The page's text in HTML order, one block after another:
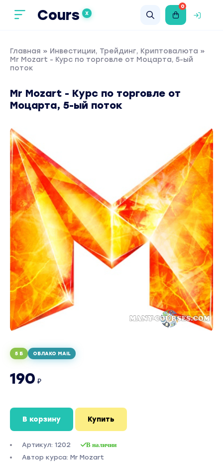
Cours X
0
Главная » Инвестиции, Трейдинг, Криптовалюта »
Mr Mozart - Курс по торговле от Моцарта, 5-ый
поток
Mr Mozart - Курс по торговле от
Моцарта, 5-ый поток
5 Б ОБЛАКО MAIL
190 ₽
В корзину Купить
Артикул: 1202 В наличии
Автор курса: Mr Mozart